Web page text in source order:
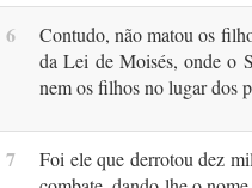
6
Contudo, não matou os
da Lei de Moisés, onde o
nem os filhos no lugar dos
7
Foi ele que derrotou dez